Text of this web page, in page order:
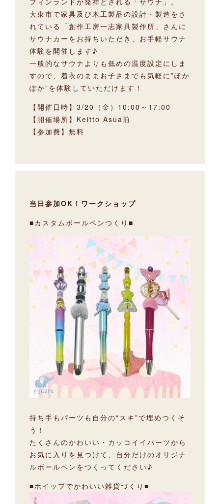
大東市で家具及び木工製品の設計・製造をさ
れている「創作工房一志家具製作所」さんに
サウナカーをお持ちいただき、お手軽サウナ
体験を開催します♪
一般的なサウナよりも低めの温度設定にしま
すので、着衣のままお子さまでも気軽に”ぽか
ぽか”を体験していただけます！
【開催日時】3/20（金）10:00～17:00
【開催場所】Keitto Asua前
【参加費】無料
当日参加OK！ワークショップ
■カスタムボールペンつくり■
持ち手もパーツも自分の“スキ”で埋めつくそ
う！
たくさんのかわいい・カッコイイパーツから
お気に入りを見つけて、自分だけのオリジナ
ルボールペンをつくってください♪
■ホイップでかわいい雑貨づくり■